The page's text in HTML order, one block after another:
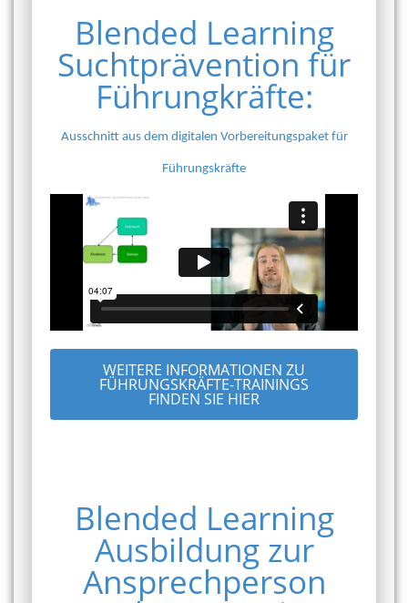
Blended Learning
Suchtprävention für
Führungkräfte:
Ausschnitt aus dem digitalen Vorbereitungspaket für
Führungskräfte
WEITERE INFORMATIONEN ZU
FÜHRUNGSKRÄFTE-TRAININGS
FINDEN SIE HIER
Blended Learning
Ausbildung zur
Ansprechperson